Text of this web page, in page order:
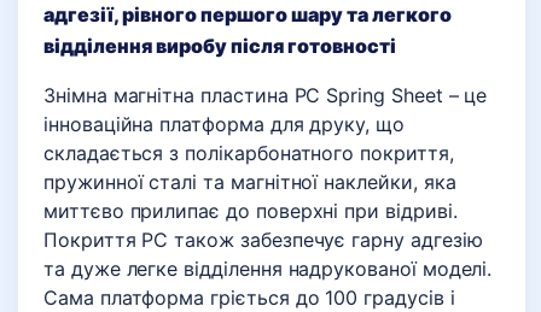
адгезії, рівного першого шару та легкого
відділення виробу після готовності
Знімна магнітна пластина PC Spring Sheet – це
інноваційна платформа для друку, що
складається з полікарбонатного покриття,
пружинної сталі та магнітної наклейки, яка
миттєво прилипає до поверхні при відриві.
Покриття PC також забезпечує гарну адгезію
та дуже легке відділення надрукованої моделі.
Сама платформа гріється до 100 градусів і